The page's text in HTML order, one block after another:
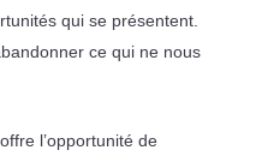
qui se présentent.
ce qui ne nous
l’opportunité de